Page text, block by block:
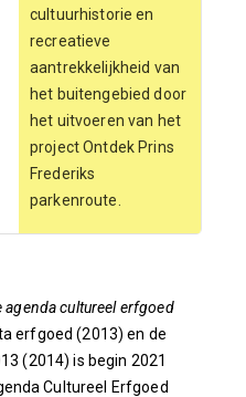
cultuurhistorie en
recreatieve
aantrekkelijkheid van
het buitengebied door
het uitvoeren van het
project Ontdek Prins
Frederiks
parkenroute.
agenda cultureel erfgoed
erfgoed (2013) en de
(2014) is begin 2021
Cultureel Erfgoed